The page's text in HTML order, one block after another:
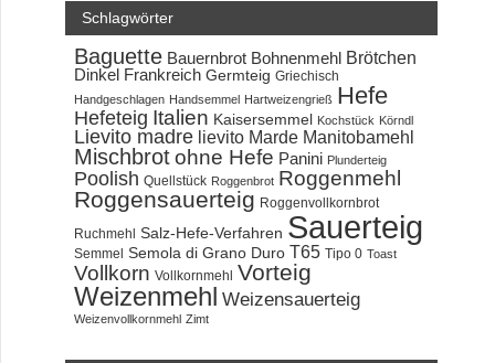
Schlagwörter
Baguette Bauernbrot Bohnenmehl Brötchen
Dinkel Frankreich Germteig Griechisch
Handgeschlagen Handsemmel Hartweizengrieß Hefe
Hefeteig Italien Kaisersemmel Kochstück Körndl
Lievito madre lievito Marde Manitobamehl
Mischbrot ohne Hefe Panini Plunderteig
Poolish Quellstück Roggenbrot Roggenmehl
Roggensauerteig Roggenvollkornbrot
Ruchmehl Salz-Hefe-Verfahren Sauerteig
Semmel Semola di Grano Duro T65 Tipo 0 Toast
Vollkorn Vollkornmehl Vorteig
Weizenmehl Weizensauerteig
Weizenvollkornmehl Zimt